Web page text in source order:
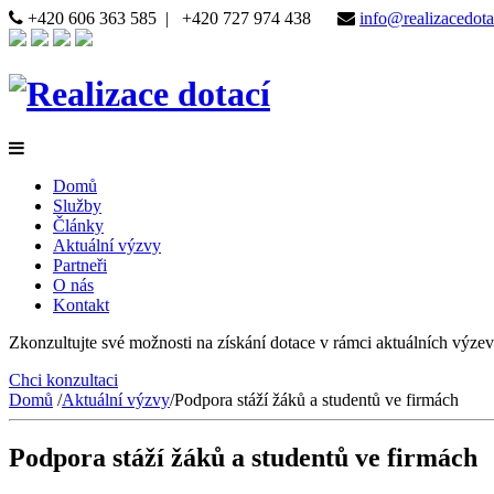
+420 606 363 585 | +420 727 974 438
Domů
Služby
Články
Aktuální výzvy
Partneři
O nás
Kontakt
Zkonzultujte své možnosti na získání dotace v rámci aktuálních výzev
Chci konzultaci
Domů /Aktuální výzvy/Podpora stáží žáků a studentů ve firmách
Podpora stáží žáků a studentů ve firmách